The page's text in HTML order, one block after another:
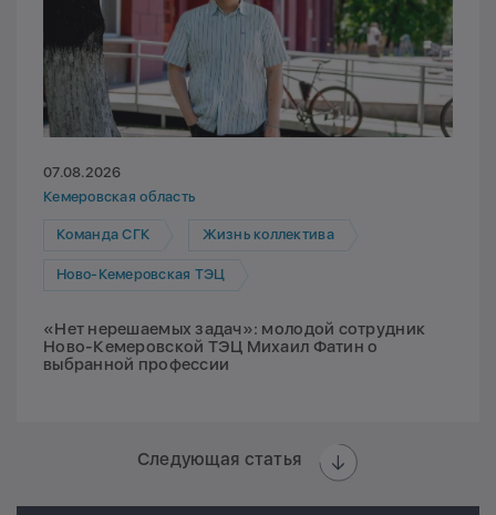
07.08.2026
Кемеровская область
Команда СГК Жизнь коллектива
Ново-Кемеровская ТЭЦ
«Нет нерешаемых задач»: молодой сотрудник
Ново-Кемеровской ТЭЦ Михаил Фатин о
выбранной профессии
Следующая статья